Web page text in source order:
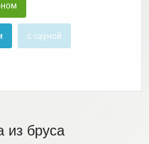
с сауной
бруса